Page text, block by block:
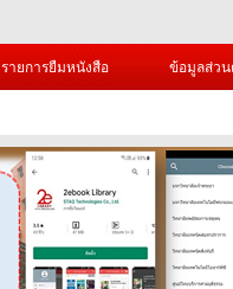
รายการยืมหนังสือ ข้อมูลส่ว